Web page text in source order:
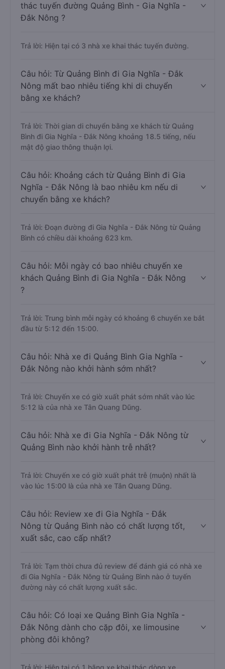
thác tuyến đường Quảng Bình - Gia Nghĩa -
Đắk Nông ?
Trả lời: Hiện tại có 3 nhà xe khai thác tuyến đường.
Câu hỏi: Từ Quảng Bình đi Gia Nghĩa - Đắk
Nông mất bao nhiêu tiếng khi di chuyển
bằng xe khách?
Trả lời: Thời gian di chuyển bằng xe khách từ Quảng
Bình đi Gia Nghĩa - Đắk Nông khoảng 18.5 tiếng, nếu
mật độ giao thông thuận lợi.
Câu hỏi: Khoảng cách từ Quảng Bình đi Gia
Nghĩa - Đắk Nông là bao nhiêu km nếu di
chuyển bằng xe khách?
Trả lời: Đoạn đường đi Gia Nghĩa - Đắk Nông từ Quảng
Bình có chiều dài khoảng 623 km.
Câu hỏi: Mỗi ngày có bao nhiêu chuyến xe
khách Quảng Bình đi Gia Nghĩa - Đắk Nông
?
Trả lời: Trung bình mỗi ngày có khoảng 6 chuyến xe bắt
đầu từ 5:12 đến 15:00.
Câu hỏi: Nhà xe đi Quảng Bình Gia Nghĩa -
Đắk Nông nào khởi hành sớm nhất?
Trả lời: Chuyến xe có giờ xuất phát sớm nhất vào lúc
5:12 là của nhà xe Tân Quang Dũng.
Câu hỏi: Nhà xe đi Gia Nghĩa - Đắk Nông từ
Quảng Bình nào khởi hành trễ nhất?
Trả lời: Chuyến xe có giờ xuất phát trễ (muộn) nhất là
vào lúc 15:00 là của nhà xe Tân Quang Dũng.
Câu hỏi: Review xe đi Gia Nghĩa - Đắk
Nông từ Quảng Bình nào có chất lượng tốt,
xuất sắc, cao cấp nhất?
Trả lời: Tạm thời chưa đủ review để đánh giá có nhà xe
đi Gia Nghĩa - Đắk Nông từ Quảng Bình nào ở tuyến
đường này có chất lượng xuất sắc.
Câu hỏi: Có loại xe Quảng Bình Gia Nghĩa -
Đắk Nông dành cho cặp đôi, xe limousine
phòng đôi không?
Trả lời: Hiện tại có 1 hãng xe khai thác dòng xe